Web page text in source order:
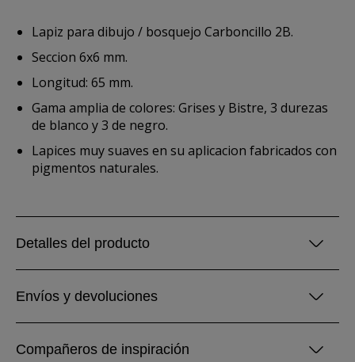
Lapiz para dibujo / bosquejo Carboncillo 2B.
Seccion 6x6 mm.
Longitud: 65 mm.
Gama amplia de colores: Grises y Bistre, 3 durezas
de blanco y 3 de negro.
Lapices muy suaves en su aplicacion fabricados con
pigmentos naturales.
Detalles del producto
Envíos y devoluciones
Compañeros de inspiración